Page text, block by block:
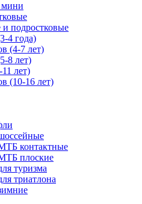
и подростковые
4 года)
(4-7 лет)
8 лет)
лет)
(10-16 лет)
контактные
плоские
туризма
триатлона